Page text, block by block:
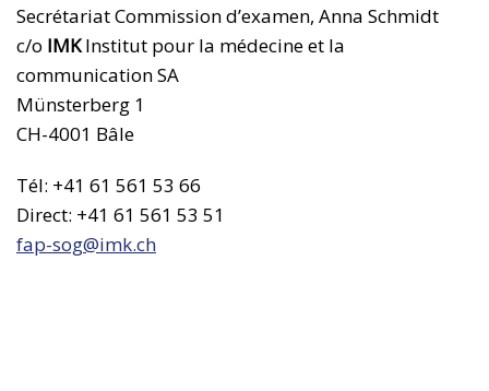
Secrétariat Commission d’examen, Anna Schmidt
c/o IMKInstitut pour la médecine et la
communication SA
Münsterberg 1
CH-4001 Bâle
Tél: +41 61 561 53 66
Direct: +41 61 561 53 51
fap-sog@imk.ch